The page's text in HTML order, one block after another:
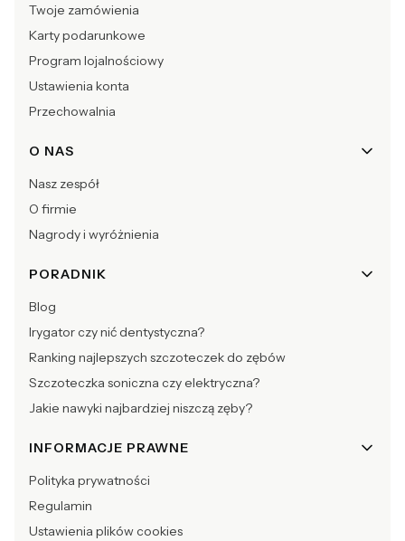
Twoje zamówienia
Karty podarunkowe
Program lojalnościowy
Ustawienia konta
Przechowalnia
O NAS
Nasz zespół
O firmie
Nagrody i wyróżnienia
PORADNIK
Blog
Irygator czy nić dentystyczna?
Ranking najlepszych szczoteczek do zębów
Szczoteczka soniczna czy elektryczna?
Jakie nawyki najbardziej niszczą zęby?
INFORMACJE PRAWNE
Polityka prywatności
Regulamin
Ustawienia plików cookies